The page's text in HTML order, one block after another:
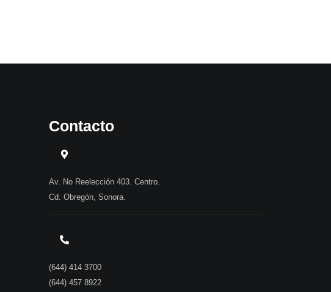
Contacto
Av. No Reelección 403. Centro.
Cd. Obregón, Sonora.
(644) 414 3700
(644) 457 8922